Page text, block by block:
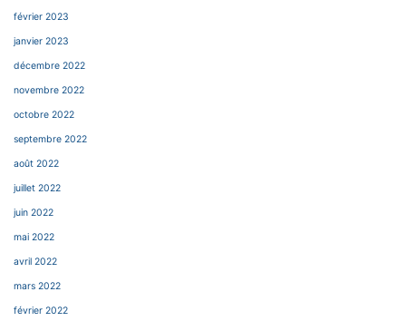
février 2023
janvier 2023
décembre 2022
novembre 2022
octobre 2022
septembre 2022
août 2022
juillet 2022
juin 2022
mai 2022
avril 2022
mars 2022
février 2022